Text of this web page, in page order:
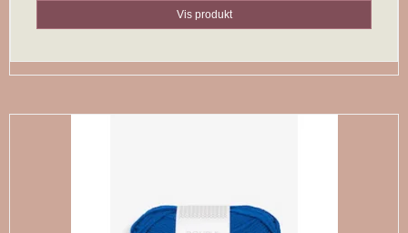
Vis produkt